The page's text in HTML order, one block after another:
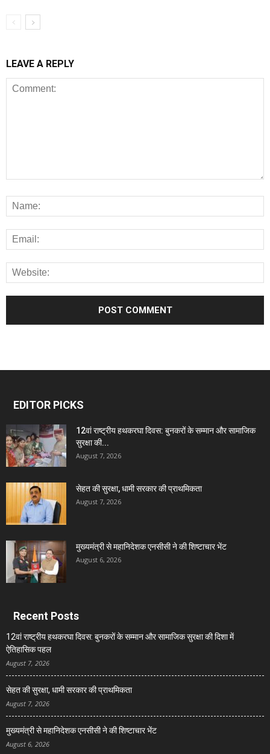
LEAVE A REPLY
EDITOR PICKS
12वां राष्ट्रीय हथकरघा दिवस: बुनकरों के सम्मान और सामाजिक
सुरक्षा की...
August 7, 2026
सेहत की सुरक्षा, धामी सरकार की प्राथमिकता
August 7, 2026
मुख्यमंत्री से महानिदेशक एनसीसी ने की शिष्टाचार भेंट
August 6, 2026
Recent Posts
12वां राष्ट्रीय हथकरघा दिवस: बुनकरों के सम्मान और सामाजिक सुरक्षा की दिशा में
ऐतिहासिक पहल
August 7, 2026
सेहत की सुरक्षा, धामी सरकार की प्राथमिकता
August 7, 2026
मुख्यमंत्री से महानिदेशक एनसीसी ने की शिष्टाचार भेंट
August 6, 2026